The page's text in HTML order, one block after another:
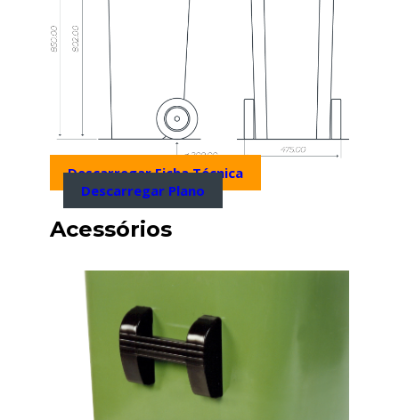
Descarregar Ficha Técnica
Descarregar Plano
Acessórios